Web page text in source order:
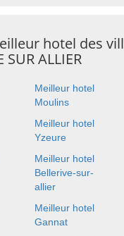
hotel des
SUR ALLIER
Meilleur hotel
Moulins
Meilleur hotel
Yzeure
Meilleur hotel
Bellerive-sur-
allier
Meilleur hotel
Gannat